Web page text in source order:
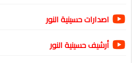
اصدارات حسينية النور
أرشيف حسينية النور